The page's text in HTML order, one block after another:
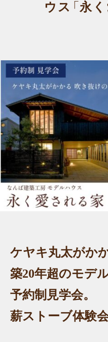
ウス「永
ケヤキ丸太がか
築20年超のモデ
予約制見学会。
薪ストーブ体験